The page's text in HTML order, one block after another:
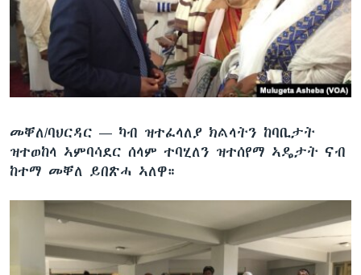
ቂሔ ጽልሚ
ቋንቋታት
መቐለ/ባህርዳር — ካብ ዝተፈላለያ ክልላትን ከባቢታት
ዝተወከላ ኣምባሳደር ሰላም ተባሂለን ዝተሰየማ ኣዴታት ናብ
ከተማ መቐለ ይበጽሓ ኣለዋ።